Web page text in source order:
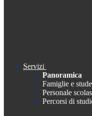
Servizi
Panoramica
Famiglie e
Personale
Percorsi di